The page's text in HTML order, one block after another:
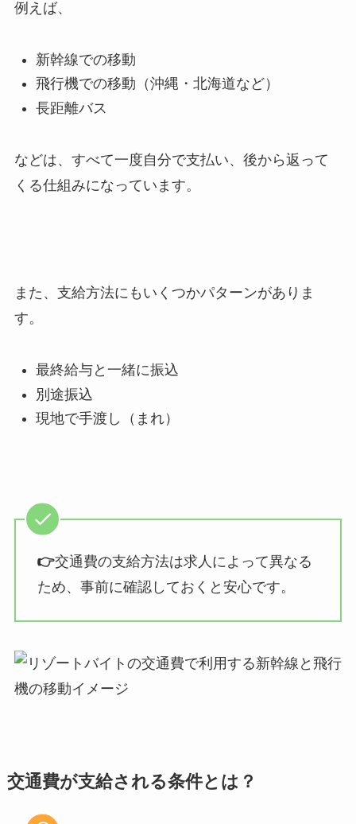
例えば、
新幹線での移動
飛行機での移動（沖縄・北海道など）
長距離バス
などは、すべて一度自分で支払い、後から返って
くる仕組みになっています。
また、支給方法にもいくつかパターンがありま
す。
最終給与と一緒に振込
別途振込
現地で手渡し（まれ）
👉交通費の支給方法は求人によって異なる
ため、事前に確認しておくと安心です。
交通費が支給される条件とは？